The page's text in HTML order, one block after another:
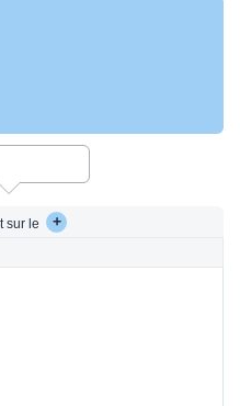
sur le +